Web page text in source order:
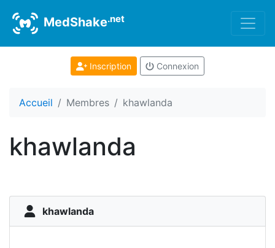
MedShake.net
Inscription Connexion
Accueil Membres khawlanda
khawlanda
khawlanda